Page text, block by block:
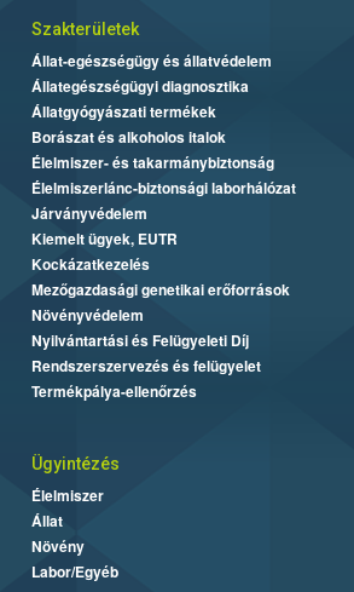
Szakterületek
Állat-egészségügy és állatvédelem
Állategészségügyi diagnosztika
Állatgyógyászati termékek
Borászat és alkoholos italok
Élelmiszer- és takarmánybiztonság
Élelmiszerlánc-biztonsági laborhálózat
Járványvédelem
Kiemelt ügyek, EUTR
Kockázatkezelés
Mezőgazdasági genetikai erőforrások
Növényvédelem
Nyilvántartási és Felügyeleti Díj
Rendszerszervezés és felügyelet
Termékpálya-ellenőrzés
Ügyintézés
Élelmiszer
Állat
Növény
Labor/Egyéb